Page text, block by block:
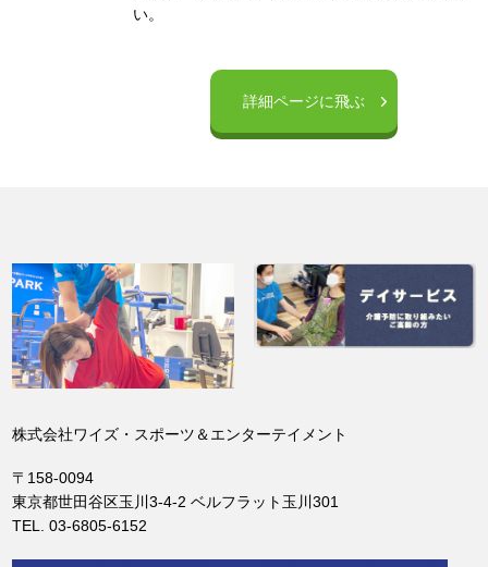
い。
詳細ページに飛ぶ
株式会社ワイズ・スポーツ＆エンターテイメント
〒158-0094
東京都世田谷区玉川3-4-2 ベルフラット玉川301
TEL. 03-6805-6152